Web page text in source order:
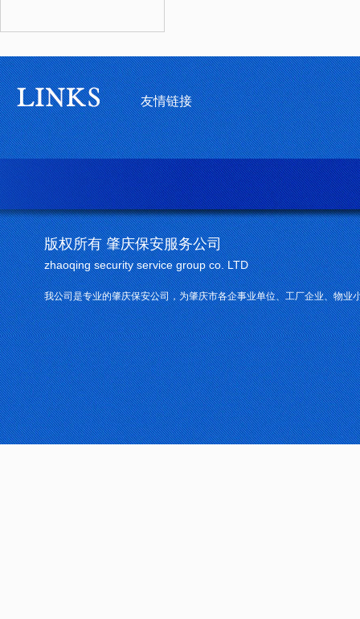
友情链接
版权所有 肇庆保安服务公司
zhaoqing security service group co. LTD
我公司是专业的肇庆保安公司，为肇庆市各企事业单位、工厂企业、物业